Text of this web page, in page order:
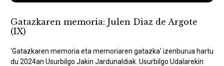
Gatazkaren memoria: Julen Diaz de Argote
(IX)
'Gatazkaren memoria eta memoriaren gatazka' izenburua hartu
du 2024an Usurbilgo Jakin Jardunaldiak. Usurbilgo Udalarekin